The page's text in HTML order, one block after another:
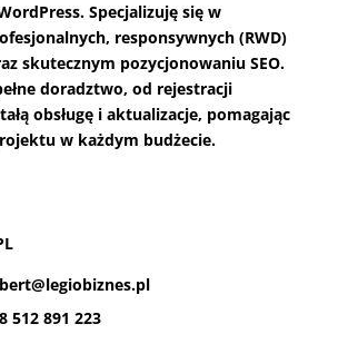
Specjalizuję się w
responsywnych (RWD)
skutecznym pozycjonowaniu SEO.
doradztwo, od rejestracji
obsługę i aktualizacje, pomagając
w każdym budżecie.
512 891 223